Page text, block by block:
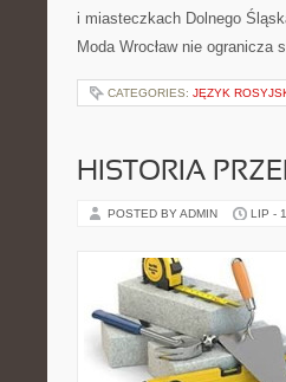
i miasteczkach Dolnego
Moda Wrocław nie ogranicza
CATEGORIES: JĘZYK
HISTORIA
POSTED BY ADMIN LIP -